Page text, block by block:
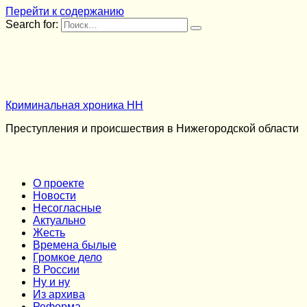
Перейти к содержанию
Search for:
Криминальная хроника НН
Преступления и происшествия в Нижегородской области
О проекте
Новости
Несогласные
Актуально
Жесть
Времена былые
Громкое дело
В России
Ну и ну
Из архива